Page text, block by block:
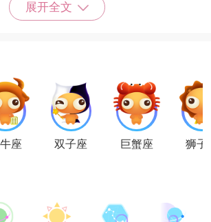
务实，但他们也挺在意外貌的，是
在感情中对待爱人的占有欲都
都是比较内向的人，不太喜欢参加
，再加上金牛女和天蝎男对待感情
展开全文
座 双子座 巨蟹座 狮子